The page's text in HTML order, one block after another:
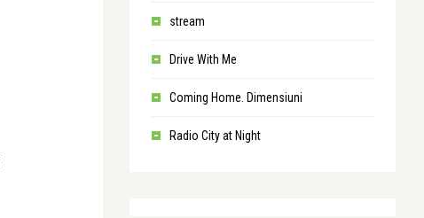
stream
Drive With Me
Coming Home. Dimensiuni
Radio City at Night